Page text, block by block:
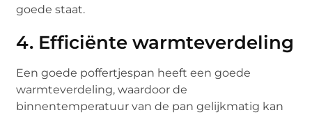
goede staat.
4. Efficiënte warmteverdeling
Een goede poffertjespan heeft een goede
warmteverdeling, waardoor de
binnentemperatuur van de pan gelijkmatig kan